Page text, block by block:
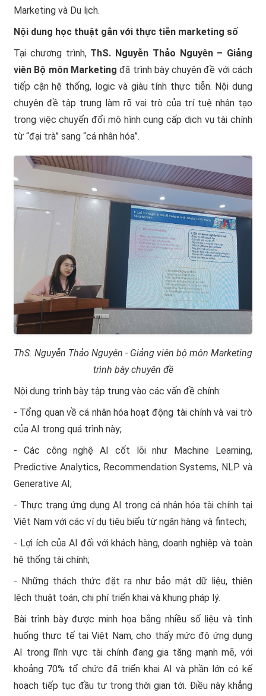
Marketing và Du lịch.
Nội dung học thuật gắn với thực tiễn marketing số
Tại chương trình, ThS. Nguyễn Thảo Nguyên – Giảng
viên Bộ môn Marketing đã trình bày chuyên đề với cách
tiếp cận hệ thống, logic và giàu tính thực tiễn. Nội dung
chuyên đề tập trung làm rõ vai trò của trí tuệ nhân tạo
trong việc chuyển đổi mô hình cung cấp dịch vụ tài chính
từ “đại trà” sang “cá nhân hóa”.
ThS. Nguyễn Thảo Nguyên - Giảng viên bộ môn Marketing
trình bày chuyên đề
Nội dung trình bày tập trung vào các vấn đề chính:
- Tổng quan về cá nhân hóa hoạt động tài chính và vai trò
của AI trong quá trình này;
- Các công nghệ AI cốt lõi như Machine Learning,
Predictive Analytics, Recommendation Systems, NLP và
Generative AI;
- Thực trạng ứng dụng AI trong cá nhân hóa tài chính tại
Việt Nam với các ví dụ tiêu biểu từ ngân hàng và fintech;
- Lợi ích của AI đối với khách hàng, doanh nghiệp và toàn
hệ thống tài chính;
- Những thách thức đặt ra như bảo mật dữ liệu, thiên
lệch thuật toán, chi phí triển khai và khung pháp lý.
Bài trình bày được minh họa bằng nhiều số liệu và tình
huống thực tế tại Việt Nam, cho thấy mức độ ứng dụng
AI trong lĩnh vực tài chính đang gia tăng mạnh mẽ, với
khoảng 70% tổ chức đã triển khai AI và phần lớn có kế
hoạch tiếp tục đầu tư trong thời gian tới. Điều này khẳng